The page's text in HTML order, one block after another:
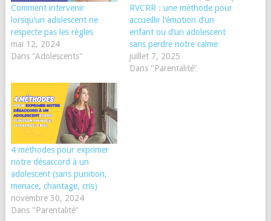
Comment intervenir
lorsqu’un adolescent ne
respecte pas les règles
mai 12, 2024
Dans "Adolescents"
RVCRR : une méthode pour
accueillir l’émotion d’un
enfant ou d’un adolescent
sans perdre notre calme
juillet 7, 2025
Dans "Parentalité"
4 méthodes pour exprimer
notre désaccord à un
adolescent (sans punition,
menace, chantage, cris)
novembre 30, 2024
Dans "Parentalité"